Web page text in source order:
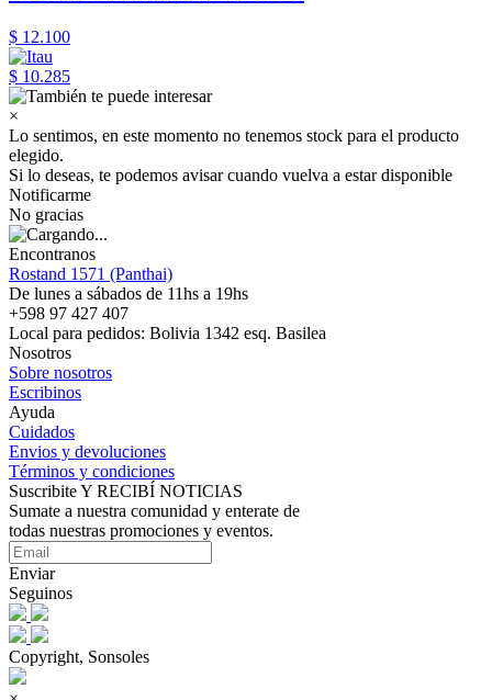
$ 12.100
$ 10.285
×
Lo sentimos, en este momento no tenemos stock para el producto
elegido.
Si lo deseas, te podemos avisar cuando vuelva a estar disponible
Notificarme
No gracias
Encontranos
Rostand 1571 (Panthai)
De lunes a sábados de 11hs a 19hs
+598 97 427 407
Local para pedidos: Bolivia 1342 esq. Basilea
Nosotros
Sobre nosotros
Escribinos
Ayuda
Cuidados
Envios y devoluciones
Términos y condiciones
Suscribite Y RECIBÍ NOTICIAS
Sumate a nuestra comunidad y enterate de
todas nuestras promociones y eventos.
Enviar
Seguinos
Copyright, Sonsoles